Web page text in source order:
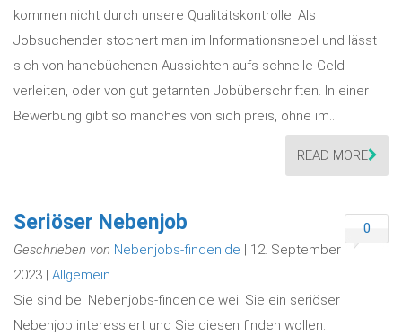
kommen nicht durch unsere Qualitätskontrolle. Als
Jobsuchender stochert man im Informationsnebel und lässt
sich von hanebüchenen Aussichten aufs schnelle Geld
verleiten, oder von gut getarnten Jobüberschriften. In einer
Bewerbung gibt so manches von sich preis, ohne im…
READ MORE
0
Seriöser Nebenjob
Geschrieben von Nebenjobs-finden.de | 12. September
2023 | Allgemein
Sie sind bei Nebenjobs-finden.de weil Sie ein seriöser
Nebenjob interessiert und Sie diesen finden wollen.